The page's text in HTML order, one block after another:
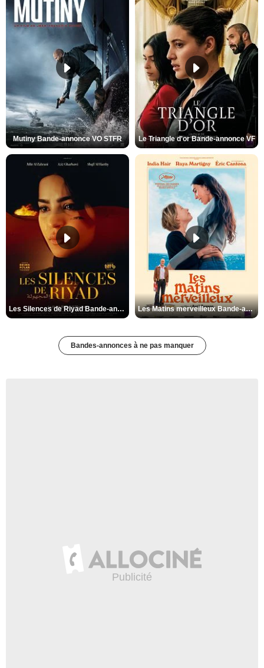
Mutiny Bande-annonce VO STFR Le Triangle d'or Bande-annonce VF
Les Silences de Riyad Bande-annonce VO STFR Les Matins merveilleux Bande-annonce VF
Bandes-annonces à ne pas manquer